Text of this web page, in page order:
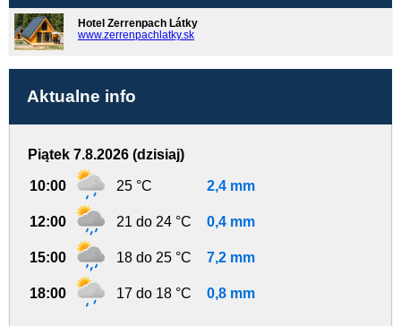
Hotel Zerrenpach Látky
www.zerrenpachlatky.sk
Aktualne info
Piątek 7.8.2026 (dzisiaj)
10:00 25 °C 2,4 mm
12:00 21 do 24 °C 0,4 mm
15:00 18 do 25 °C 7,2 mm
18:00 17 do 18 °C 0,8 mm